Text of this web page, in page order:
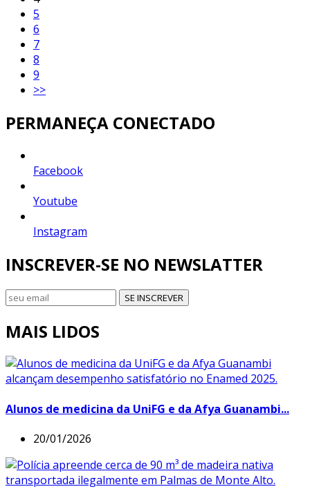
5
6
7
8
9
>>
PERMANEÇA CONECTADO
Facebook
Youtube
Instagram
INSCREVER-SE NO NEWSLATTER
SE INSCREVER
MAIS LIDOS
Alunos de medicina da UniFG e da Afya Guanambi...
20/01/2026